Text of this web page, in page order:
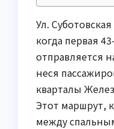
Ул.
когда первая
отправляется
неся
кварталы
Этот маршрут,
между